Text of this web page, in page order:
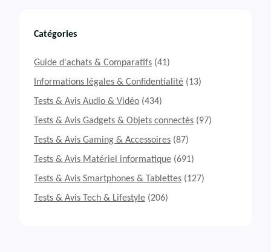
Catégories
Guide d'achats & Comparatifs (41)
Informations légales & Confidentialité (13)
Tests & Avis Audio & Vidéo (434)
Tests & Avis Gadgets & Objets connectés (97)
Tests & Avis Gaming & Accessoires (87)
Tests & Avis Matériel informatique (691)
Tests & Avis Smartphones & Tablettes (127)
Tests & Avis Tech & Lifestyle (206)